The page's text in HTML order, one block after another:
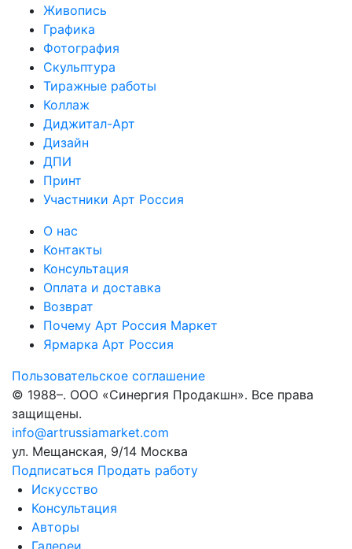
Живопись
Графика
Фотография
Скульптура
Тиражные работы
Коллаж
Диджитал-Арт
Дизайн
ДПИ
Принт
Участники Арт Россия
О нас
Контакты
Консультация
Оплата и доставка
Возврат
Почему Арт Россия Маркет
Ярмарка Арт Россия
Пользовательское соглашение
© 1988–. ООО «Синергия Продакшн». Все права
защищены.
info@artrussiamarket.com
ул. Мещанская, 9/14 Москва
Подписаться Продать работу
Искусство
Консультация
Авторы
Галереи